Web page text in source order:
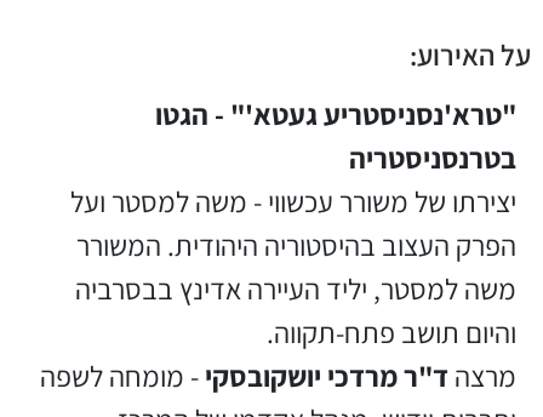
על האירוע:
"טרא'נסניסטריע געטא'" - הגטו
בטרנסניסטריה
יצירתו של משורר עכשווי - משה למסטר ועל
הפרק העצוב בהיסטוריה היהודית. המשורר
משה למסטר, יליד העיירה אדינץ בבסרביה
והיום תושב פתח-תקווה.
מרצה ד"ר מרדכי יושקובסקי- מומחה לשפה